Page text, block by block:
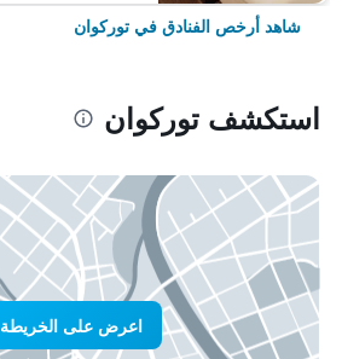
شاهد أرخص الفنادق في توركوان
استكشف توركوان
اعرض على الخريطة